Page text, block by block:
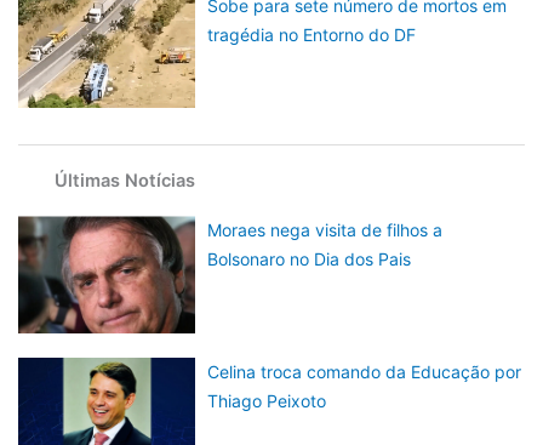
Sobe para sete número de mortos em
tragédia no Entorno do DF
Últimas Notícias
Moraes nega visita de filhos a
Bolsonaro no Dia dos Pais
Celina troca comando da Educação por
Thiago Peixoto